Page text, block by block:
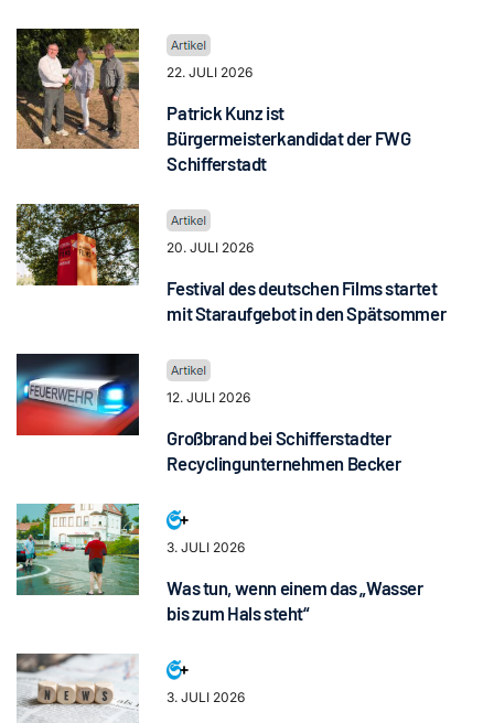
22. JULI 2026
Patrick Kunz ist
Bürgermeisterkandidat der FWG
Schifferstadt
20. JULI 2026
Festival des deutschen Films startet
mit Staraufgebot in den Spätsommer
12. JULI 2026
Großbrand bei Schifferstadter
Recyclingunternehmen Becker
3. JULI 2026
Was tun, wenn einem das „Wasser
bis zum Hals steht“
3. JULI 2026